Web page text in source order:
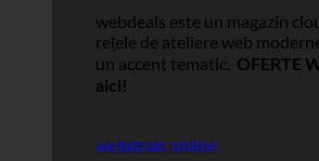
webdeals este un magazin
rețele de ateliere web
un accent tematic. OFERTE
aici!
webdeals online